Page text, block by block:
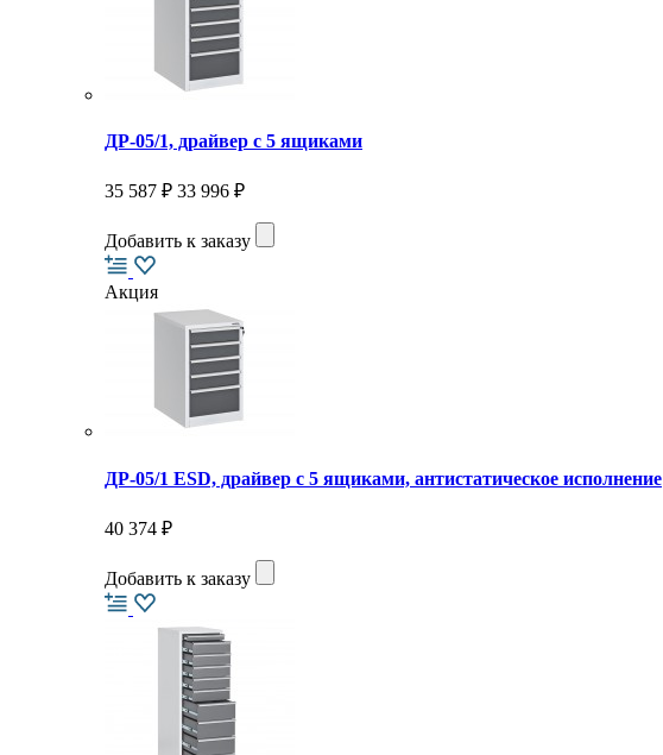
ДР-05/1, драйвер с 5 ящиками
35 587 ₽ 33 996 ₽
Добавить к заказу
Акция
ДР-05/1 ESD, драйвер с 5 ящиками, антистатическое исполнение
40 374 ₽
Добавить к заказу